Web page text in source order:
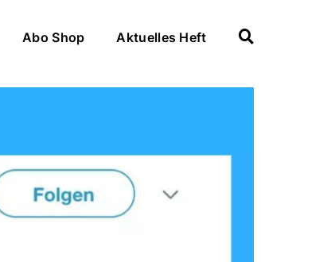
Abo Shop Aktuelles Heft